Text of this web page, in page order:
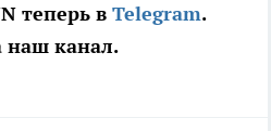
теперь в Telegram.
наш канал.